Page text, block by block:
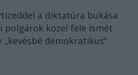
a diktatúra bukása
polgárok közel fele ismét
demokratikus”